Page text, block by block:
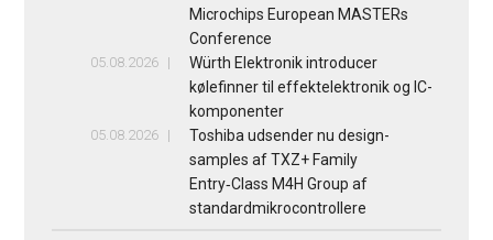
Microchips European MASTERs
Conference
05.08.2026
Würth Elektronik introducer
kølefinner til effektelektronik og IC-
komponenter
05.08.2026
Toshiba udsender nu design-
samples af TXZ+ Family
Entry‑Class M4H Group af
standardmikrocontrollere